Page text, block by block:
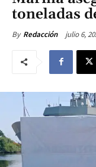
toneladas
By Redacción julio 6,